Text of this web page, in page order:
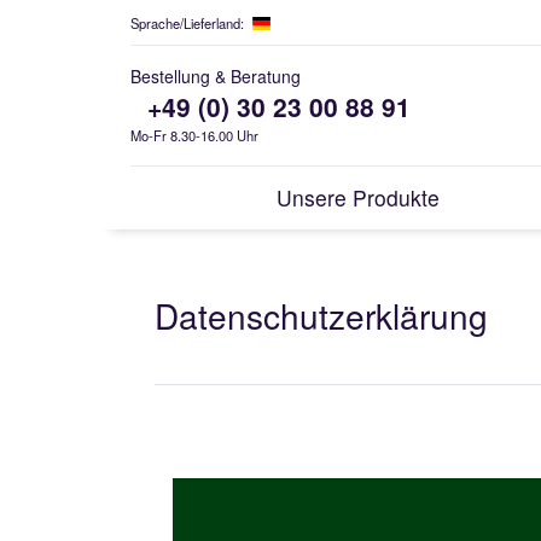
Sprache/Lieferland:
Bestellung & Beratung
+49 (0) 30 23 00 88 91
Mo-Fr 8.30-16.00 Uhr
Unsere Produkte
GRANATAPFEL
Daten­schutz­erklärung